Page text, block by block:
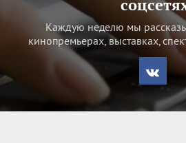
Каждую неделю мы
кинопремьерах, выставках,